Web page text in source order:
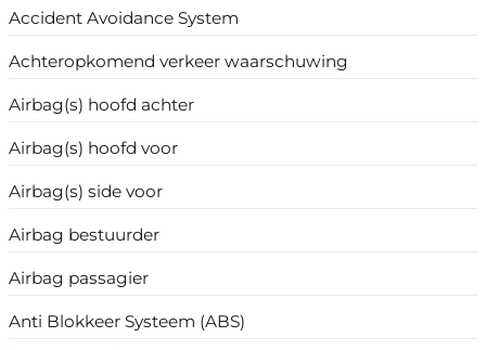
Accident Avoidance System
Achteropkomend verkeer waarschuwing
Airbag(s) hoofd achter
Airbag(s) hoofd voor
Airbag(s) side voor
Airbag bestuurder
Airbag passagier
Anti Blokkeer Systeem (ABS)